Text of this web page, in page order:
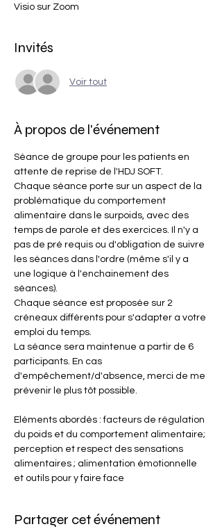
Visio sur Zoom
Invités
Voir tout
À propos de l'événement
Séance de groupe pour les patients en
attente de reprise de l'HDJ SOFT.
Chaque séance porte sur un aspect de la
problématique du comportement
alimentaire dans le surpoids, avec des
temps de parole et des exercices. Il n'y a
pas de pré requis ou d'obligation de suivre
les séances dans l'ordre (même s'il y a
une logique à l'enchainement des
séances).
Chaque séance est proposée sur 2
créneaux différents pour s'adapter a votre
emploi du temps.
La séance sera maintenue a partir de 6
participants. En cas
d'empêchement/d'absence, merci de me
prévenir le plus tôt possible.
Eléments abordés : facteurs de régulation
du poids et du comportement alimentaire;
perception et respect des sensations
alimentaires ; alimentation émotionnelle
et outils pour y faire face
Partager cet événement